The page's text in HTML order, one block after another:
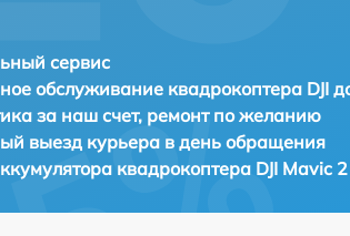
сервис
обслуживание квадрокоптера DJI
за наш счет, ремонт по желанию
выезд курьера в день обращения
квадрокоптера DJI Mavic